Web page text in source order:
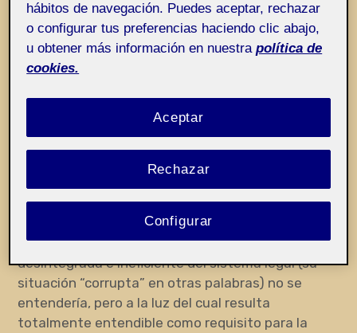
He dibujado, como contexto, el suprasistema
social. Un sistema político sin el cual la situación
desintegrada e ineficiente del sistema legal (su
situación “corrupta” en otras palabras) no se
entendería, pero a la luz del cual resulta
totalmente entendible como requisito para la
hábitos de navegación. Puedes aceptar, rechazar
o configurar tus preferencias haciendo clic abajo,
u obtener más información en nuestra política de
cookies.
Rechazar
Aceptar
Configurar